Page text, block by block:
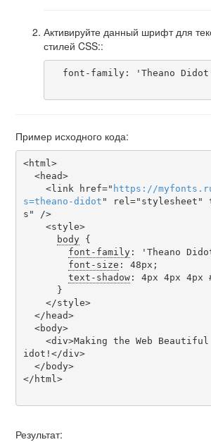
Активируйте данный шрифт для
стилей CSS::
Пример исходного кода:
<html>
    <link href="
https ://myfonts .
s=theano-didot " rel="stylesheet"
s" />
body {
font-family: 'Theano
font-size : 48px;
text-shadow: 4px 4px 4px
idot!</div>
</html>
Результат: